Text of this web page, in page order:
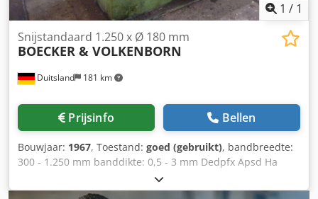
1 / 1
Duitsland 181 km
Snijstandaard 1.250 x Ø 180 mm
BOECKER & VOLKENBORN
Prijsinfo Bellen
Bouwjaar: 1967, Toestand: goed (gebruikt), bandbreedte:
300 - 1.250 mm banddikte: 0,5 - 3 mm Dedpfx Apsd Ha